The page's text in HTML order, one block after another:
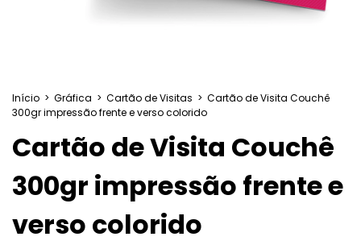
Início > Gráfica > Cartão de Visitas > Cartão de Visita Couchê
300gr impressão frente e verso colorido
Cartão de Visita Couchê
300gr impressão frente e
verso colorido